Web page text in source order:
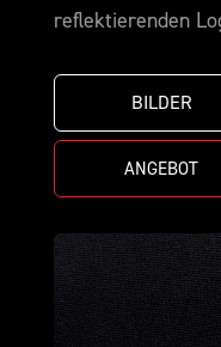
reflektierenden
BILDER
ANGEBOT